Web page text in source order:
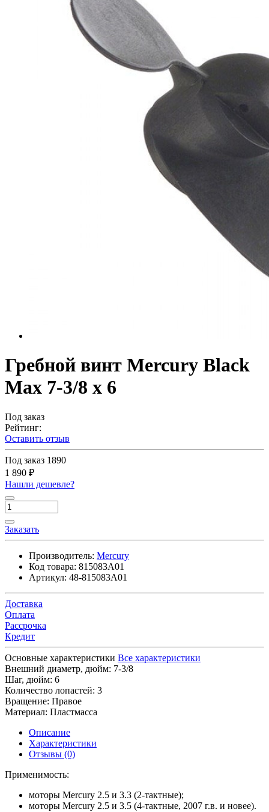
Гребной винт Mercury Black
Max 7-3/8 х 6
Под заказ
Рейтинг:
Оставить отзыв
Под заказ 1890
1 890 ₽
Нашли дешевле?
Заказать
Производитель: Mercury
Код товара: 815083A01
Артикул: 48-815083A01
Доставка
Оплата
Рассрочка
Кредит
Основные характеристики Все характеристики
Внешний диаметр, дюйм: 7-3/8
Шаг, дюйм: 6
Количество лопастей: 3
Вращение: Правое
Материал: Пластмасса
Описание
Характеристики
Отзывы (0)
Применимость:
моторы Mercury 2.5 и 3.3 (2‑тактные);
моторы Mercury 2.5 и 3.5 (4-тактные, 2007 г.в. и новее).